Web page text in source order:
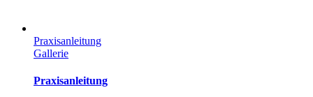
Praxisanleitung
Gallerie
Praxisanleitung